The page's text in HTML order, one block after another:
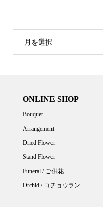
月を選択
ONLINE SHOP
Bouquet
Arrangement
Dried Flower
Stand Flower
Funeral / ご供花
Orchid / コチョウラン